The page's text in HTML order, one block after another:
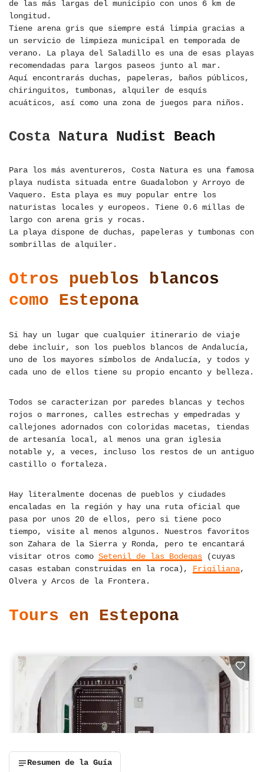
de las más largas del municipio con unos 6 km de
longitud.
Tiene arena gris que siempre está limpia gracias a
un servicio de limpieza municipal en temporada de
verano. La playa del Saladillo es una de esas playas
recomendadas para largos paseos junto al mar.
Aquí encontrarás duchas, papeleras, baños públicos,
chiringuitos, tumbonas, alquiler de esquís
acuáticos, así como una zona de juegos para niños.
Costa Natura Nudist Beach
Para los más aventureros, Costa Natura es una famosa
playa nudista situada entre Guadalobon y Arroyo de
Vaquero. Esta playa es muy popular entre los
naturistas locales y europeos. Tiene 0.6 millas de
largo con arena gris y rocas.
La playa dispone de duchas, papeleras y tumbonas con
sombrillas de alquiler.
Otros pueblos blancos
como Estepona
Si hay un lugar que cualquier itinerario de viaje
debe incluir, son los pueblos blancos de Andalucía,
uno de los mayores símbolos de Andalucía, y todos y
cada uno de ellos tiene su propio encanto y belleza.
Todos se caracterizan por paredes blancas y techos
rojos o marrones, calles estrechas y empedradas y
callejones adornados con coloridas macetas, tiendas
de artesanía local, al menos una gran iglesia
notable y, a veces, incluso los restos de un antiguo
castillo o fortaleza.
Hay literalmente docenas de pueblos y ciudades
encaladas en la región y hay una ruta oficial que
pasa por unos 20 de ellos, pero si tiene poco
tiempo, visite al menos algunos. Nuestros favoritos
son Zahara de la Sierra y Ronda, pero te encantará
visitar otros como Setenil de las Bodegas (cuyas
casas estaban construidas en la roca), Frigiliana,
Olvera y Arcos de la Frontera.
Tours en Estepona
Resumen de la Guía